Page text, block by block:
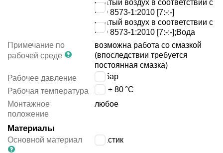
сжатый воздух в соответствии с
ISO 8573-1:2010 [7:-:-]
сжатый воздух в соответствии с
ISO 8573-1:2010 [7:-:-];Вода
Примечание по
рабочей среде
возможна работа со смазкой
(впоследствии требуется
постоянная смазка)
Рабочее давление
бар
Рабочая температура
-10 ÷ 80 °C
Монтажное
положение
любое
Материалы
Основной материал пластик